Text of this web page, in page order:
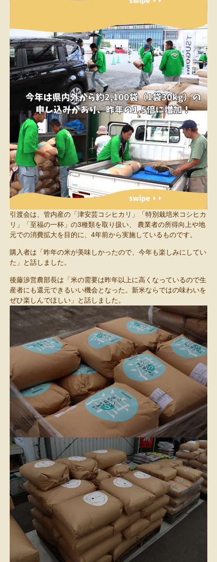
引渡会は、管内産の「津安芸コシヒカリ」「特別栽培米コシヒカ
リ」「至福の一杯」の3種類を取り扱い、 農業者の所得向上や地
元での消費拡大を目的に、4年前から実施しているものです。
購入者は「昨年の米が美味しかったので、今年も楽しみにしてい
た」と話しました。
後藤渉営農部長は「米の需要は昨年以上に高くなっているので生
産者にも還元できるいい機会となった。新米ならではの味わいを
ぜひ楽しんでほしい」と話しました。